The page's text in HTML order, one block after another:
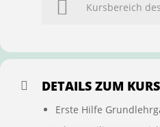
Kursbereich
DETAILS ZUM KURS
Erste Hilfe